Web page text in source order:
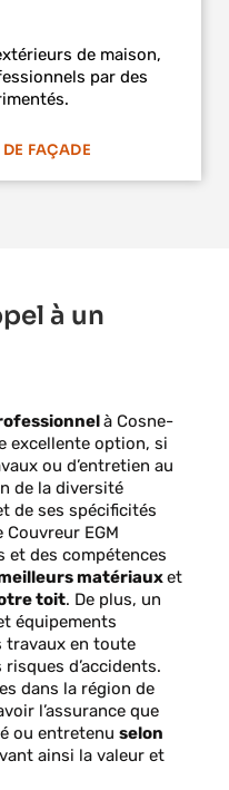
de maison,
par des
FAÇADE
à un
à Cosne-
excellente option, si
ou d’entretien au
de la diversité
de ses spécificités
EGM
et des compétences
matériauxet
toit. De plus, un
équipements
travaux en toute
d’accidents.
dans la région de
l’assurance que
ou entretenu selon
ainsi la valeur et